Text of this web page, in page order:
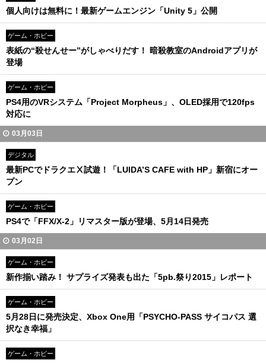
個人向けは無料に！最新ゲームエンジン「Unity 5」公開
ゲーム・ホビー
表紙の“殺せんせー”がしゃべりだす！ 暗殺教室のAndroidアプリが
登場
ゲーム・ホビー
PS4用のVRシステム「Project Morpheus」、OLED採用で120fps
対応に
03月03日
デジタル
最新PCでドラクエⅩ試遊！「LUIDA’S CAFE with HP」新宿にオー
プン
ゲーム・ホビー
PS4で「FFX/X-2」リマスター版が登場、5月14日発売
03月02日
ゲーム・ホビー
新作揃い踏み！ サプライズ発表も出た「5pb.祭り2015」レポート
ゲーム・ホビー
5月28日に発売決定、Xbox One用「PSYCHO-PASS サイコパス 選
択なき幸福」
ゲーム・ホビー